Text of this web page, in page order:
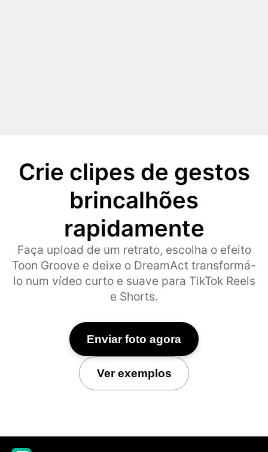
Crie clipes de gestos
brincalhões
rapidamente
Faça upload de um retrato, escolha o efeito
Toon Groove e deixe o DreamAct transformá-
lo num vídeo curto e suave para TikTok Reels
e Shorts.
Enviar foto agora
Ver exemplos